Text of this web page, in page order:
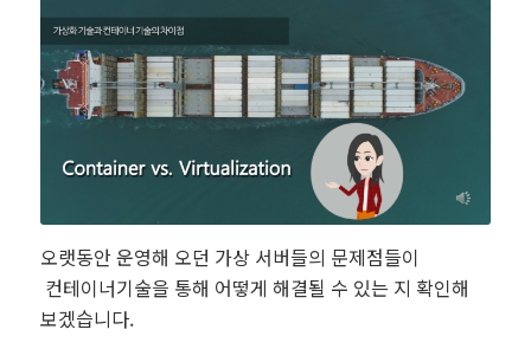
오랫동안 운영해 오던 가상 서버들의 문제점들이
컨테이너기술을 통해 어떻게 해결될 수 있는 지 확인해
보겠습니다.